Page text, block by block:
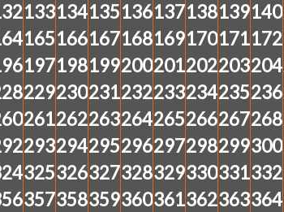
133134135136137138139140
165166167168169170171172
197198199200201202203204
229230231232233234235236
261262263264265266267268
293294295296297298299300
325326327328329330331332
357358359360361362363364